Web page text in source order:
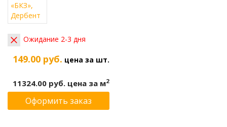
Ожидание 2-3 дня
149.00 руб. цена за шт.
11324.00 руб. цена за м2
Оформить заказ